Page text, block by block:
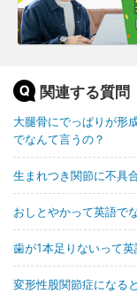
関連する質問
大腿骨にでっぱりが形
でなんて言うの？
生まれつき関節に不具
おしとやかって英語で
歯が1本足りないって
変形性股関節症になる